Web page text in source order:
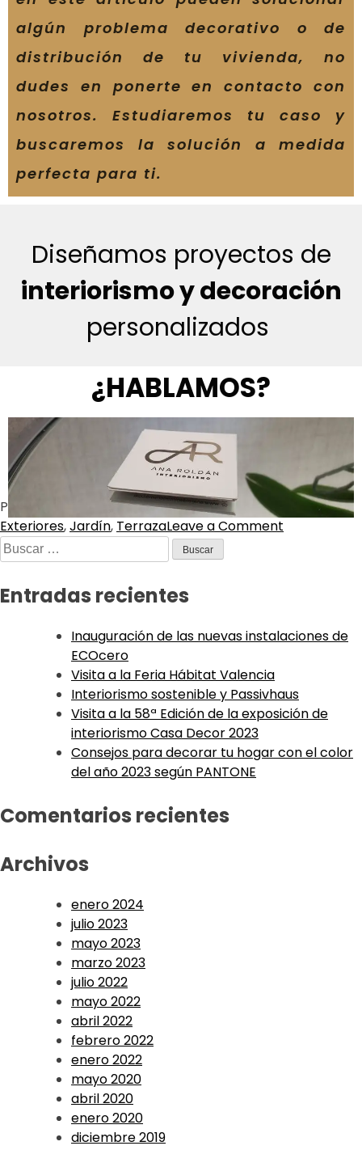
algún problema decorativo o de
distribución de tu vivienda, no
dudes en ponerte en contacto con
nosotros. Estudiaremos tu caso y
buscaremos la solución a medida
perfecta para ti.
Diseñamos proyectos de
interiorismo y decoración
personalizados
¿HABLAMOS?
Posted in DecoraciónTaggedBalcón, Decoración,
Exteriores,Jardín, TerrazaLeave a Comment
Entradas recientes
Inauguración de las nuevas instalaciones de
ECOcero
Visita a la Feria Hábitat Valencia
Interiorismo sostenible y Passivhaus
Visita a la 58ª Edición de la exposición de
interiorismo Casa Decor 2023
Consejos para decorar tu hogar con el color
del año 2023 según PANTONE
Comentarios recientes
Archivos
enero 2024
julio 2023
mayo 2023
marzo 2023
julio 2022
mayo 2022
abril 2022
febrero 2022
enero 2022
mayo 2020
abril 2020
enero 2020
diciembre 2019